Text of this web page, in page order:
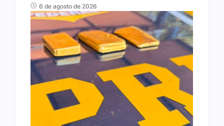
6 de agosto de 2026